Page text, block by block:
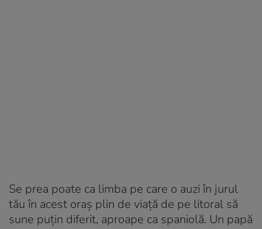
Se prea poate ca limba pe care o auzi în jurul
tău în acest oraș plin de viață de pe litoral să
sune puțin diferit, aproape ca spaniolă. Un papă